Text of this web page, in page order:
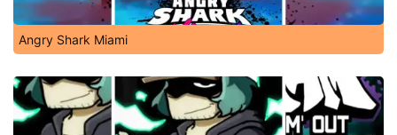
Angry Shark Miami